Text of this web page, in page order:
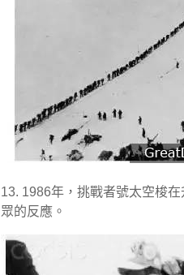
13. 1986年，挑戰者號太空梭
眾的反應。